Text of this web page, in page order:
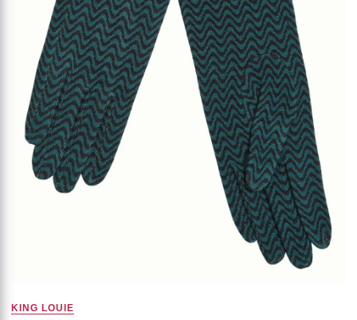
KING LOUIE